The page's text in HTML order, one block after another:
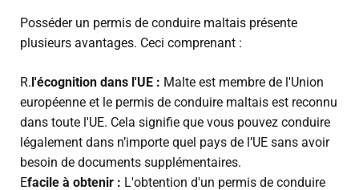
Posséder un permis de conduire maltais présente
plusieurs avantages. Ceci comprenant :
R.l'écognition dans l'UE : Malte est membre de l'Union
européenne et le permis de conduire maltais est reconnu
dans toute l'UE. Cela signifie que vous pouvez conduire
légalement dans n’importe quel pays de l’UE sans avoir
besoin de documents supplémentaires.
Efacile à obtenir : L'obtention d'un permis de conduire